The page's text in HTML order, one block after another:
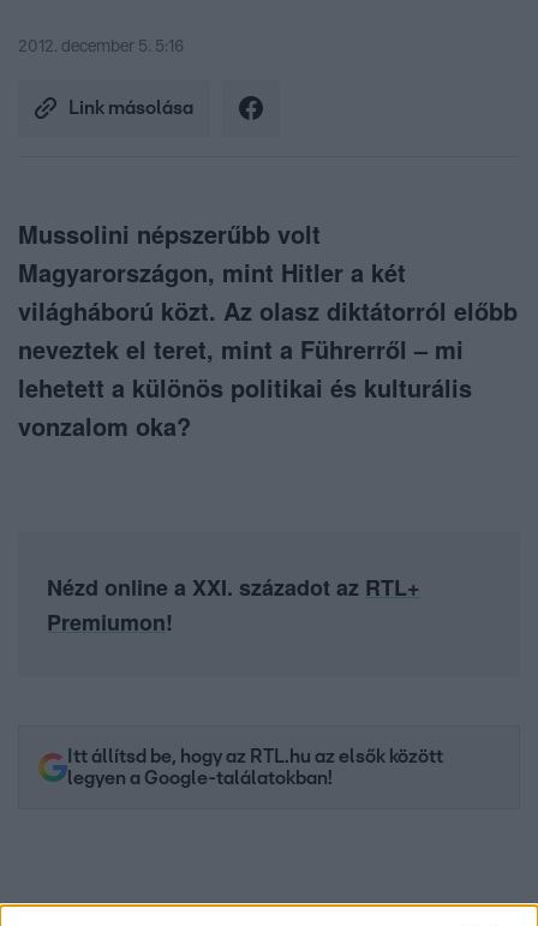
2012. december 5. 5:16
Link másolása
Mussolini népszerűbb volt
Magyarországon, mint Hitler a két
világháború közt. Az olasz diktátorról előbb
neveztek el teret, mint a Führerről – mi
lehetett a különös politikai és kulturális
vonzalom oka?
Nézd online a XXI. századot az RTL+
Premiumon!
Itt állítsd be, hogy az RTL.hu az elsők között
legyen a Google-találatokban!